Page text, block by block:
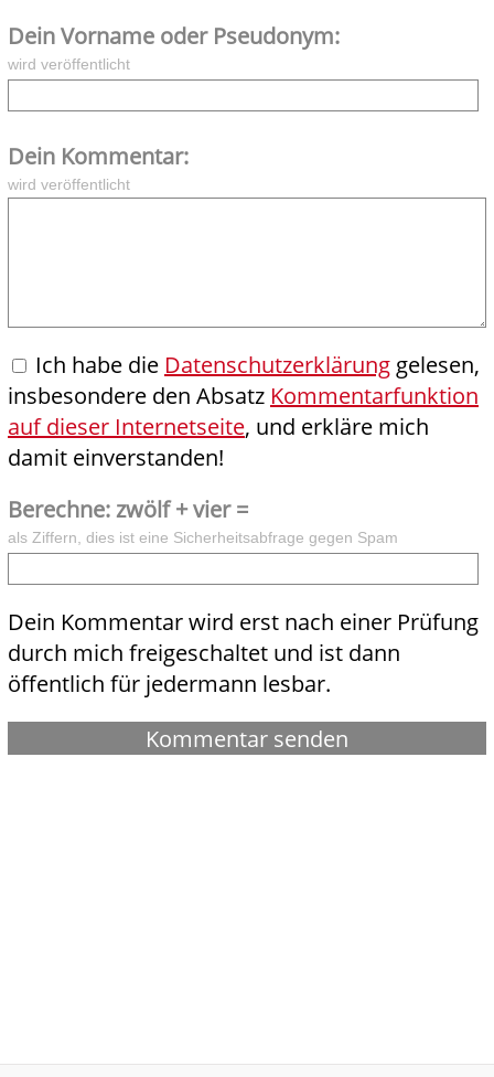
Dein Vorname oder Pseudonym:
wird veröffentlicht
Dein Kommentar:
wird veröffentlicht
Ich habe die Datenschutzerklärung gelesen,
insbesondere den Absatz Kommentarfunktion
auf dieser Internetseite, und erkläre mich
damit einverstanden!
Berechne: zwölf + vier =
als Ziffern, dies ist eine Sicherheitsabfrage gegen Spam
Dein Kommentar wird erst nach einer Prüfung
durch mich freigeschaltet und ist dann
öffentlich für jedermann lesbar.